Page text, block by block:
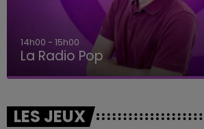
14h00 - 15h00
La Radio Pop
LES JEUX